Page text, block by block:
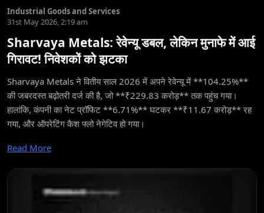
Industrial Goods and Services
31st May 2026, 2:19 am
Sharvaya Metals: रेवेन्यू डबल, लेकिन मुनाफे में आई
गिरावट! निवेशकों को झटका
Sharvaya Metals ने वितीय साल 2026 में अपने रेवेन्यू में **104.25%**
की जबरदस्त बढ़ोतरी दर्ज की है, जो **₹229.83 करोड़** तक पहुंच गया।
हालांकि, कंपनी का नेट प्रॉफिट **6.71%** घटकर **₹11.67 करोड़** रह
गया, और ऑपरेटिंग कैश फ्लो नेगेटिव हो गया।
Read More